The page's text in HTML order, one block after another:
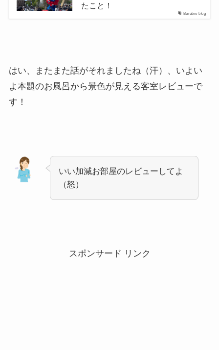
Burubio blog
たこと！
はい、またまた話がそれましたね（汗）、いよい
よ本題のお風呂から景色が見える客室レビューで
す！
いい加減お部屋のレビューしてよ
（怒）
スポンサード リンク